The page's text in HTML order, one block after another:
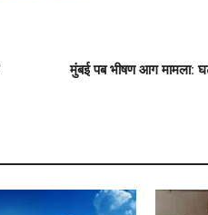
मुंबई पब भीषण आग मामला: